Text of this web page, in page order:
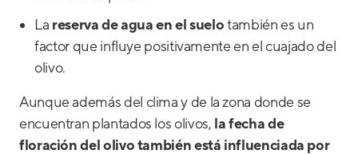
La reserva de agua en el suelotambién es un
factor que influye positivamente en el cuajado del
olivo.
Aunque además del clima y de la zona donde se
encuentran plantados los olivos, la fecha de
floración del olivo también está influenciada por